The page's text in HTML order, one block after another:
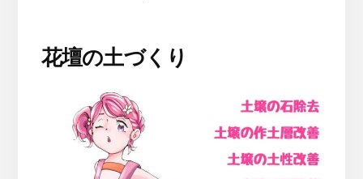
花壇の土づくり